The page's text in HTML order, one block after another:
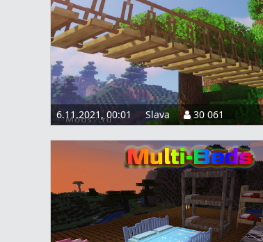
6.11.2021, 00:01 Slava 30 061